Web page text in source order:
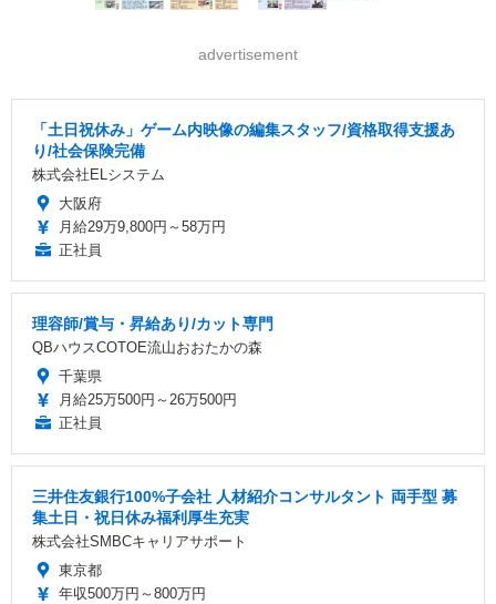
advertisement
「土日祝休み」ゲーム内映像の編集スタッフ/資格取得支援あ
り/社会保険完備
株式会社ELシステム
大阪府
月給29万9,800円～58万円
正社員
理容師/賞与・昇給あり/カット専門
QBハウスCOTOE流山おおたかの森
千葉県
月給25万500円～26万500円
正社員
三井住友銀行100%子会社 人材紹介コンサルタント 両手型 募
集土日・祝日休み福利厚生充実
株式会社SMBCキャリアサポート
東京都
年収500万円～800万円